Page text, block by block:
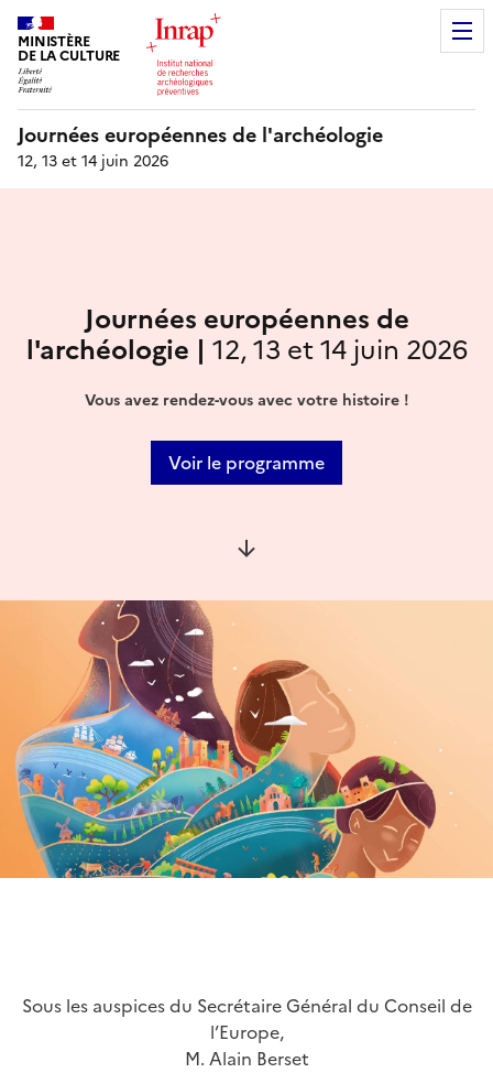
MINISTÈRE
DE LA CULTURE
Journées européennes de l'archéologie
12, 13 et 14 juin 2026
Journées européennes de
l'archéologie | 12, 13 et 14 juin 2026
Vous avez rendez-vous avec votre histoire !
Voir le programme
Sous les auspices du Secrétaire Général du Conseil de
l’Europe,
M. Alain Berset